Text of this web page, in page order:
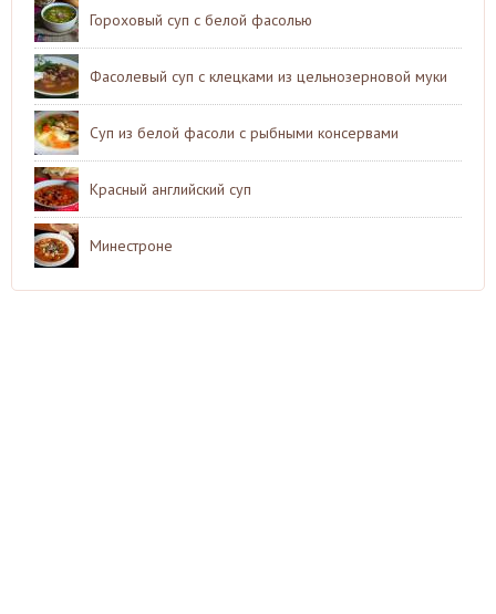
Гороховый суп с белой фасолью
Фасолевый суп с клецками из цельнозерновой муки
Суп из белой фасоли с рыбными консервами
Красный английский суп
Минестроне